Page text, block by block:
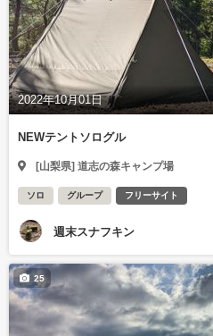
2022年10月01日
NEWテントソログル
[山梨県] 道志の森キャンプ場
ソロ グループ フリーサイト
週末スナフキン
25